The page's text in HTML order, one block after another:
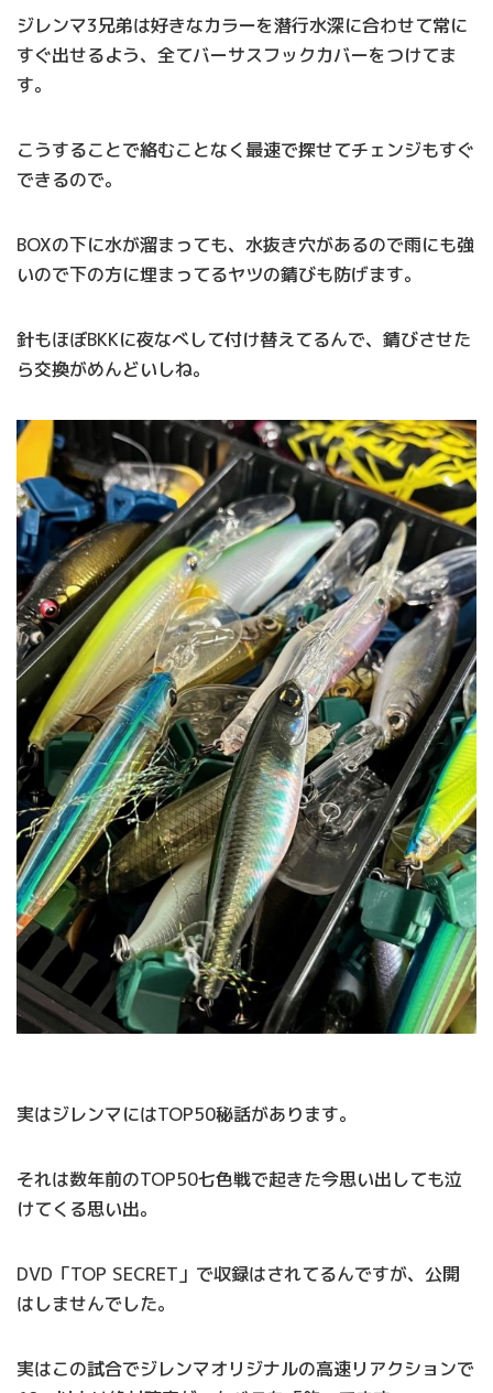
ジレンマ3兄弟は好きなカラーを潜行水深に合わせて常に
すぐ出せるよう、全てバーサスフックカバーをつけてま
す。
こうすることで絡むことなく最速で探せてチェンジもすぐ
できるので。
BOXの下に水が溜まっても、水抜き穴があるので雨にも強
いので下の方に埋まってるヤツの錆びも防げます。
針もほぼBKKに夜なべして付け替えてるんで、錆びさせた
ら交換がめんどいしね。
実はジレンマにはTOP50秘話があります。
それは数年前のTOP50七色戦で起きた今思い出しても泣
けてくる思い出。
DVD「TOP SECRET」で収録はされてるんですが、公開
はしませんでした。
実はこの試合でジレンマオリジナルの高速リアクションで